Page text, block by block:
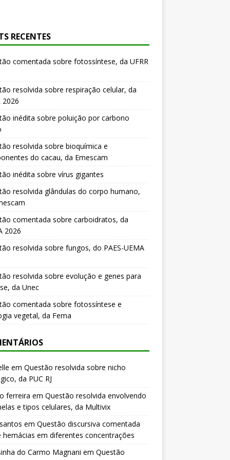
RECENTES
comentada sobre fotossíntese, da UFRR
resolvida sobre respiração celular, da
2026
inédita sobre poluição por carbono
resolvida sobre bioquímica e
do cacau, da Emescam
inédita sobre vírus gigantes
resolvida glândulas do corpo humano,
comentada sobre carboidratos, da
2026
resolvida sobre fungos, do PAES-UEMA
resolvida sobre evolução e genes para
da Unec
comentada sobre fotossíntese e
vegetal, da Fema
em Questão resolvida sobre nicho
da PUC RJ
ferreira em Questão resolvida envolvendo
e tipos celulares, da Multivix
em Questão discursiva comentada
hemácias em diferentes concentrações
do Carmo Magnani em Questão